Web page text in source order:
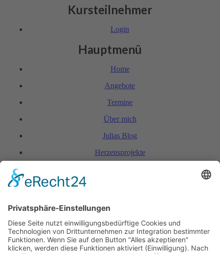
Kursteilnehmer
Login
Hauptmenü
Home
Angebote
Termine
Über mich
Julias Blog
Herzensprojekte
Rechtliches
Hinweis zur Heilarbeit
Daten­schutz­er­klärung